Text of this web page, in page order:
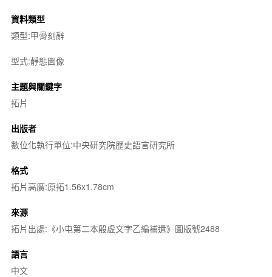
資料類型
類型:甲骨刻辭
型式:靜態圖像
主題與關鍵字
拓片
出版者
數位化執行單位:中央研究院歷史語言研究所
格式
拓片高廣:原拓1.56x1.78cm
來源
拓片出處:《小屯第二本殷虛文字乙編補遺》圖版號2488
語言
中文